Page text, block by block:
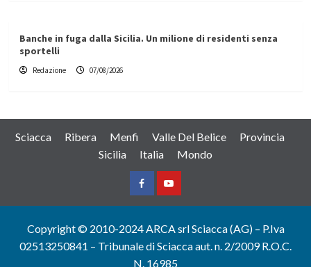
Banche in fuga dalla Sicilia. Un milione di residenti senza
sportelli
Redazione 07/08/2026
Sciacca Ribera Menfi Valle Del Belice
Provincia
Sicilia
Italia Mondo
FacebookYountube
Copyright © 2010-2024 ARCA srl Sciacca (AG) – P.Iva
02513250841 – Tribunale di Sciacca aut. n. 2/2009 R.O.C.
N. 16985